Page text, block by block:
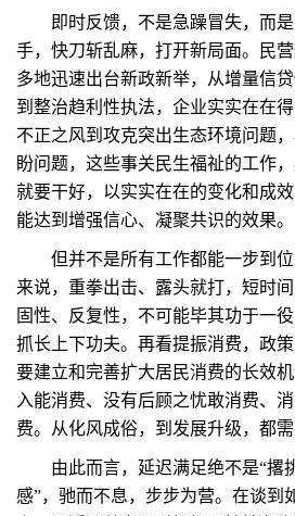
即时反馈，不是急躁冒失，而是
手，快刀斩乱麻，打开新局面。民
多地迅速出台新政新举，从增量信
到整治趋利性执法，企业实实在在
不正之风到攻克突出生态环境问题
盼问题，这些事关民生福祉的工作
就要干好，以实实在在的变化和成
能达到增强信心、凝聚共识的效果。
但并不是所有工作都能一步到位
来说，重拳出击、露头就打，短时
固性、反复性，不可能毕其功于一
抓长上下功夫。再看提振消费，政
要建立和完善扩大居民消费的长效
入能消费、没有后顾之忧敢消费、
费。从化风成俗，到发展升级，都需
由此而言，延迟满足绝不是“撂
感”，驰而不息，步步为营。在谈到